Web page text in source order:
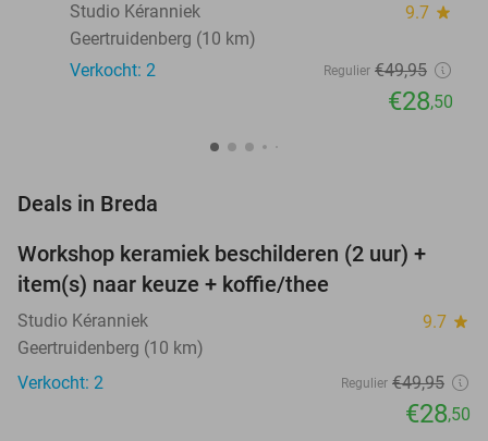
Studio Kéranniek
9.7 star
Geertruidenberg (10 km)
Verkocht: 2
Regulier €49,95
€28,50
Deals in Breda
43%
TODAY
Workshop keramiek beschilderen (2 uur) +
item(s) naar keuze + koffie/thee
Studio Kéranniek 9.7 star
Geertruidenberg (10 km)
Verkocht: 2
Regulier €49,95
€28,50